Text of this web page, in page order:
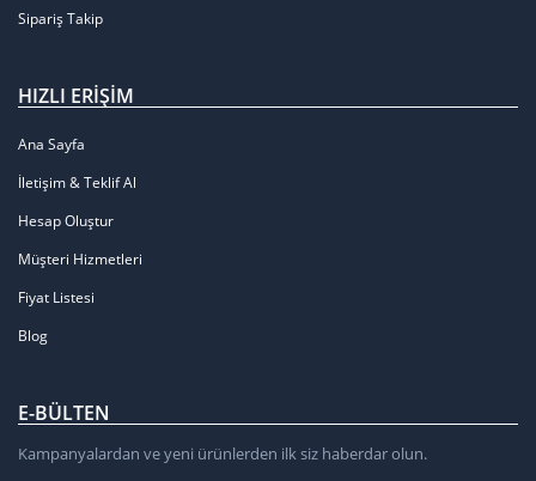
Sipariş Takip
HIZLI ERIŞIM
Ana Sayfa
İletişim & Teklif Al
Hesap Oluştur
Müşteri Hizmetleri
Fiyat Listesi
Blog
E-BÜLTEN
Kampanyalardan ve yeni ürünlerden ilk siz haberdar olun.